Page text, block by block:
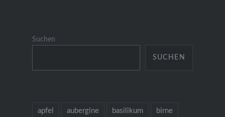
Suchen
SUCHEN
apfel aubergine basilikum birne